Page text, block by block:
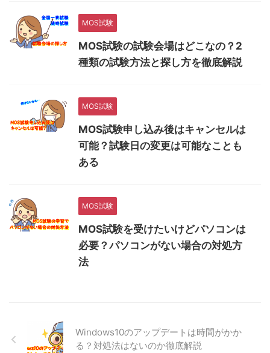
MOS試験
MOS試験の試験会場はどこなの？2
種類の試験方法と探し方を徹底解説
MOS試験
MOS試験申し込み後はキャンセルは
可能？試験日の変更は可能なことも
ある
MOS試験
MOS試験を受けたいけどパソコンは
必要？パソコンがない場合の対処方
法
Windows10のアップデートは時間がかか
る？対処法はないのか徹底解説